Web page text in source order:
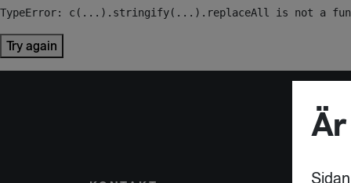
TypeError: c(...).stringify(...).replaceAll is not a
Try again